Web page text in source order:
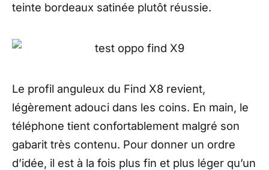
teinte bordeaux satinée plutôt réussie.
Le profil anguleux du Find X8 revient,
légèrement adouci dans les coins. En main, le
téléphone tient confortablement malgré son
gabarit très contenu. Pour donner un ordre
d’idée, il est à la fois plus fin et plus léger qu’un